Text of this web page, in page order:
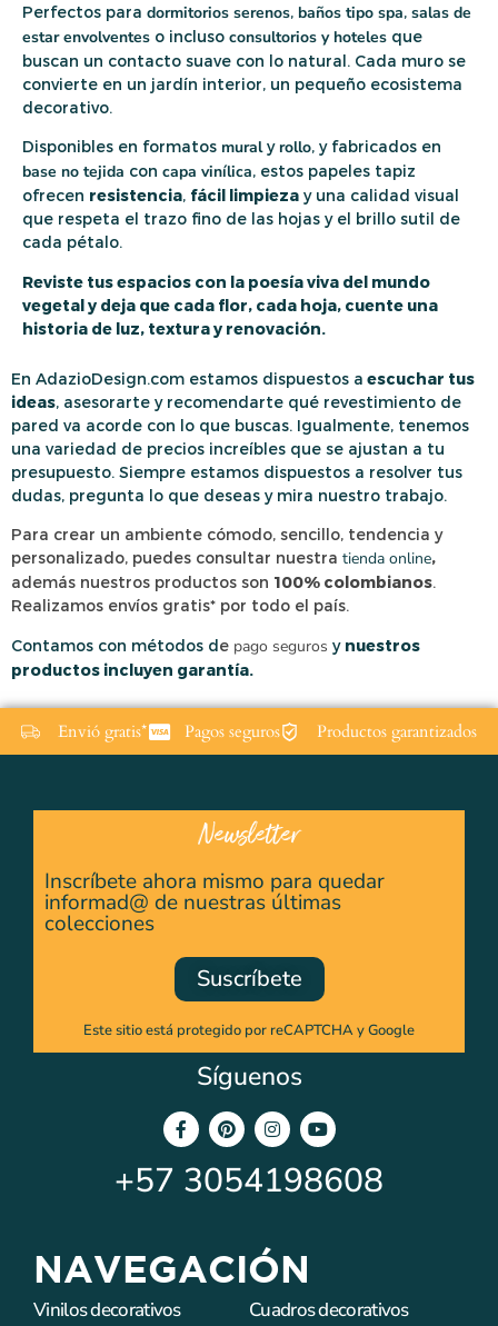
Perfectos para dormitorios serenos, baños tipo spa, salas de
estar envolventes o incluso consultorios y hoteles que
buscan un contacto suave con lo natural. Cada muro se
convierte en un jardín interior, un pequeño ecosistema
decorativo.
Disponibles en formatos muraly rollo, y fabricados en
base no tejida con capa vinílica, estos papeles tapiz
ofrecen resistencia, fácil limpieza y una calidad visual
que respeta el trazo fino de las hojas y el brillo sutil de
cada pétalo.
Reviste tus espacios con la poesía viva del mundo
vegetal y deja que cada flor, cada hoja, cuente una
historia de luz, textura y renovación.
En AdazioDesign.com estamos dispuestos a escuchar tus
ideas, asesorarte y recomendarte qué revestimiento de
pared va acorde con lo que buscas. Igualmente, tenemos
una variedad de precios increíbles que se ajustan a tu
presupuesto. Siempre estamos dispuestos a resolver tus
dudas, pregunta lo que deseas y mira nuestro trabajo.
Para crear un ambiente cómodo, sencillo, tendencia y
personalizado, puedes consultar nuestra tienda online,
además nuestros productos son 100% colombianos.
Realizamos envíos gratis* por todo el país.
Contamos con métodos de pago seguros y nuestros
productos incluyen garantía.
Envió gratis* Pagos seguros Productos garantizados
NAVEGACIÓN
Vinilos decorativos
Cuadros decorativos
Newsletter
Inscríbete ahora mismo para quedar
informad@ de nuestras últimas
colecciones
Suscríbete
Este sitio está protegido por reCAPTCHA y Google
Síguenos
+57 3054198608